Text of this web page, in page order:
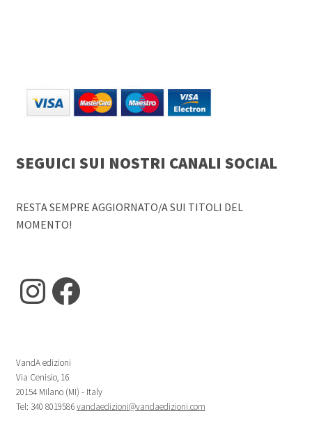
SEGUICI SUI NOSTRI CANALI SOCIAL
RESTA SEMPRE AGGIORNATO/A SUI TITOLI DEL
MOMENTO!
Instagram
Facebook
VandA edizioni
Via Cenisio, 16
20154 Milano (MI) - Italy
Tel: 340 8019586vandaedizioni@vandaedizioni.com